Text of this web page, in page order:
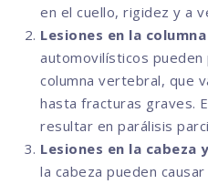
en el cuello, rigidez y a
Lesiones en la
automovilísticos
columna vertebral, que
hasta fracturas graves.
resultar en parálisis
Lesiones en la cabeza
la cabeza pueden